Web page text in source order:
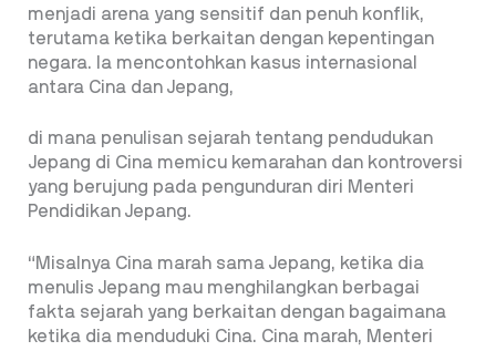
menjadi arena yang sensitif dan penuh konflik,
terutama ketika berkaitan dengan kepentingan
negara. Ia mencontohkan kasus internasional
antara Cina dan Jepang,
di mana penulisan sejarah tentang pendudukan
Jepang di Cina memicu kemarahan dan kontroversi
yang berujung pada pengunduran diri Menteri
Pendidikan Jepang.
“Misalnya Cina marah sama Jepang, ketika dia
menulis Jepang mau menghilangkan berbagai
fakta sejarah yang berkaitan dengan bagaimana
ketika dia menduduki Cina. Cina marah, Menteri